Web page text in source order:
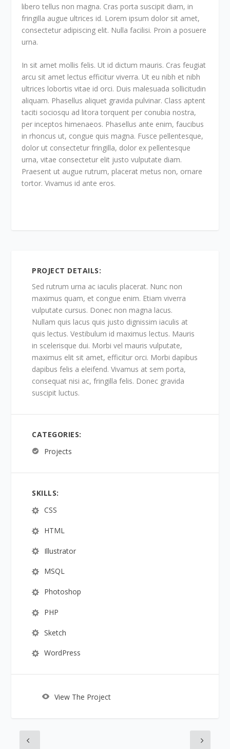
libero tellus non magna. Cras porta suscipit diam, in
fringilla augue ultrices id. Lorem ipsum dolor sit amet,
consectetur adipiscing elit. Nulla facilisi. Proin a posuere
urna.
In sit amet mollis felis. Ut id dictum mauris. Cras feugiat
arcu sit amet lectus efficitur viverra. Ut eu nibh et nibh
ultrices lobortis vitae id orci. Duis malesuada sollicitudin
aliquam. Phasellus aliquet gravida pulvinar. Class aptent
taciti sociosqu ad litora torquent per conubia nostra,
per inceptos himenaeos. Phasellus ante enim, faucibus
in rhoncus ut, congue quis magna. Fusce pellentesque,
dolor ut consectetur fringilla, dolor ex pellentesque
urna, vitae consectetur elit justo vulputate diam.
Praesent ut augue rutrum, placerat metus non, ornare
tortor. Vivamus id ante eros.
PROJECT DETAILS:
Sed rutrum urna ac iaculis placerat. Nunc non
maximus quam, et congue enim. Etiam viverra
vulputate cursus. Donec non magna lacus.
Nullam quis lacus quis justo dignissim iaculis at
quis lectus. Vestibulum id maximus lectus. Mauris
in scelerisque dui. Morbi vel mauris vulputate,
maximus elit sit amet, efficitur orci. Morbi dapibus
dapibus felis a eleifend. Vivamus at sem porta,
consequat nisi ac, fringilla felis. Donec gravida
suscipit luctus.
CATEGORIES:
Projects
SKILLS:
CSS
HTML
Illustrator
MSQL
Photoshop
PHP
Sketch
WordPress
View The Project